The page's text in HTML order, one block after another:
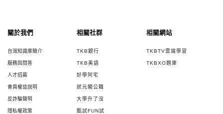
關於我們
台灣知識庫簡介
服務與問答
人才招募
會員權益說明
反詐騙聲明
隱私權政策
相關社群
TKB銀行
TKB美語
好學阿宅
狀元閣公職
大學升了沒
甄試FUN試
相關網站
TKBTV雲端學習
TKBXO題庫